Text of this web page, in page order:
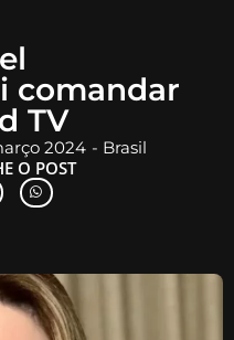
comandar
TV
2024 - Brasil
O POST